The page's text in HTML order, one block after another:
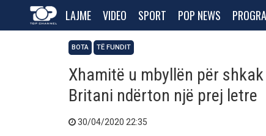
LAJME VIDEO SPORT POP NEWS
BOTA TË FUNDIT
Xhamitë u mbyllën për
Britani ndërton një prej letre
30/04/2020 22:35